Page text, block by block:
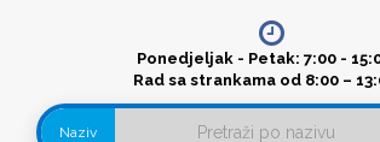
Ponedjeljak - Petak: 7:00 -
Rad sa strankama od 8:00 –
Naziv